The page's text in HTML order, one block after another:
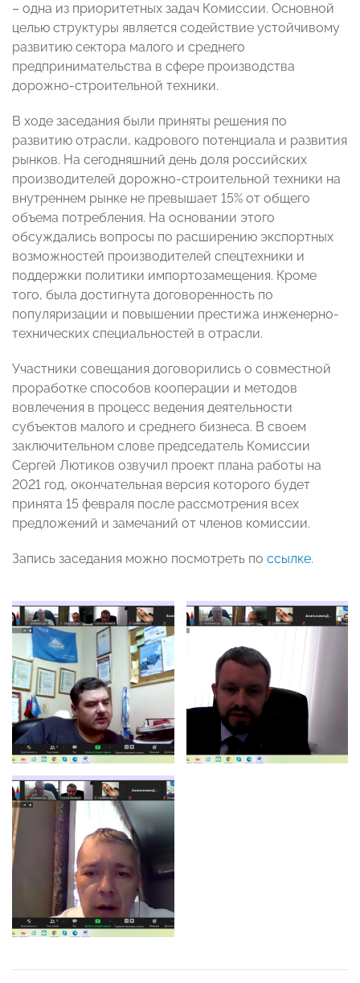
– одна из приоритетных задач Комиссии. Основной
целью структуры является содействие устойчивому
развитию сектора малого и среднего
предпринимательства в сфере производства
дорожно-строительной техники.
В ходе заседания были приняты решения по
развитию отрасли, кадрового потенциала и развития
рынков. На сегодняшний день доля российских
производителей дорожно-строительной техники на
внутреннем рынке не превышает 15% от общего
объема потребления. На основании этого
обсуждались вопросы по расширению экспортных
возможностей производителей спецтехники и
поддержки политики импортозамещения. Кроме
того, была достигнута договоренность по
популяризации и повышении престижа инженерно-
технических специальностей в отрасли.
Участники совещания договорились о совместной
проработке способов кооперации и методов
вовлечения в процесс ведения деятельности
субъектов малого и среднего бизнеса. В своем
заключительном слове председатель Комиссии
Сергей Лютиков озвучил проект плана работы на
2021 год, окончательная версия которого будет
принята 15 февраля после рассмотрения всех
предложений и замечаний от членов комиссии.
Запись заседания можно посмотреть по ссылке.